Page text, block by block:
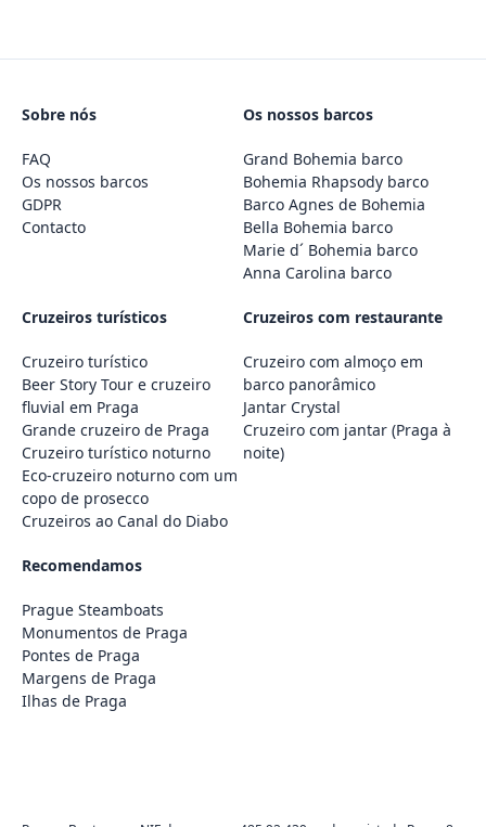
Sobre nós
FAQ
Os nossos barcos
GDPR
Contacto
Os nossos barcos
Grand Bohemia barco
Bohemia Rhapsody barco
Barco Agnes de Bohemia
Bella Bohemia barco
Marie d´ Bohemia barco
Anna Carolina barco
Cruzeiros turísticos
Cruzeiro turístico
Beer Story Tour e cruzeiro
fluvial em Praga
Grande cruzeiro de Praga
Cruzeiro turístico noturno
Eco-cruzeiro noturno com um
copo de prosecco
Cruzeiros ao Canal do Diabo
Cruzeiros com restaurante
Cruzeiro com almoço em
barco panorâmico
Jantar Crystal
Cruzeiro com jantar (Praga à
noite)
Recomendamos
Prague Steamboats
Monumentos de Praga
Pontes de Praga
Margens de Praga
Ilhas de Praga